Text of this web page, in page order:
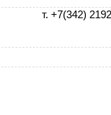
т. +7(342)